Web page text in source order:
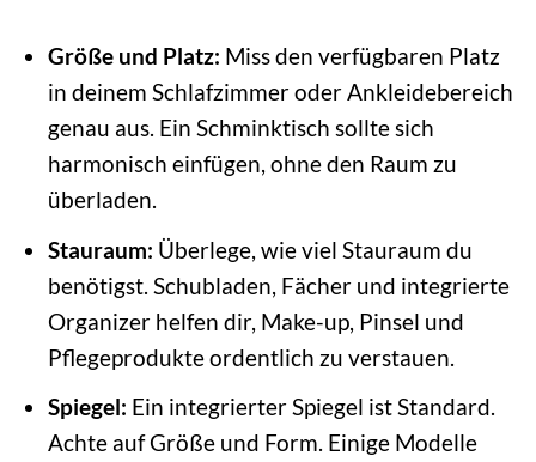
Größe und Platz: Miss den verfügbaren Platz
in deinem Schlafzimmer oder Ankleidebereich
genau aus. Ein Schminktisch sollte sich
harmonisch einfügen, ohne den Raum zu
überladen.
Stauraum: Überlege, wie viel Stauraum du
benötigst. Schubladen, Fächer und integrierte
Organizer helfen dir, Make-up, Pinsel und
Pflegeprodukte ordentlich zu verstauen.
Spiegel: Ein integrierter Spiegel ist Standard.
Achte auf Größe und Form. Einige Modelle